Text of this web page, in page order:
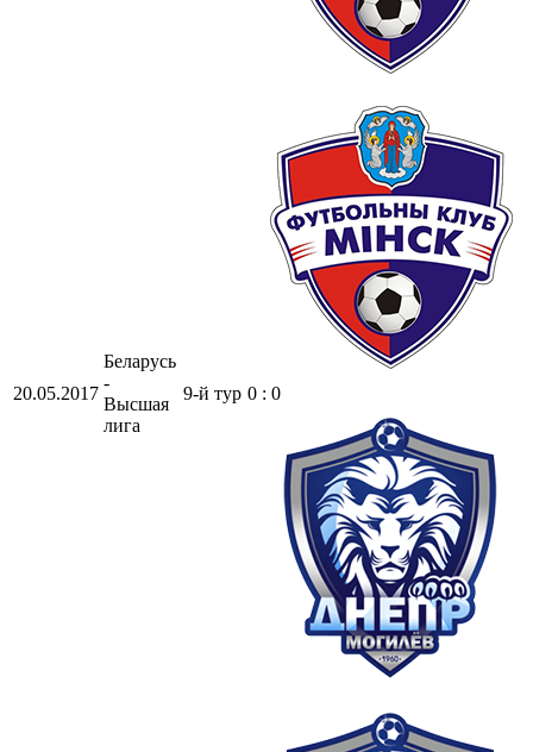
20.05.2017
Беларусь
-
Высшая
лига
9-й тур 0 : 0